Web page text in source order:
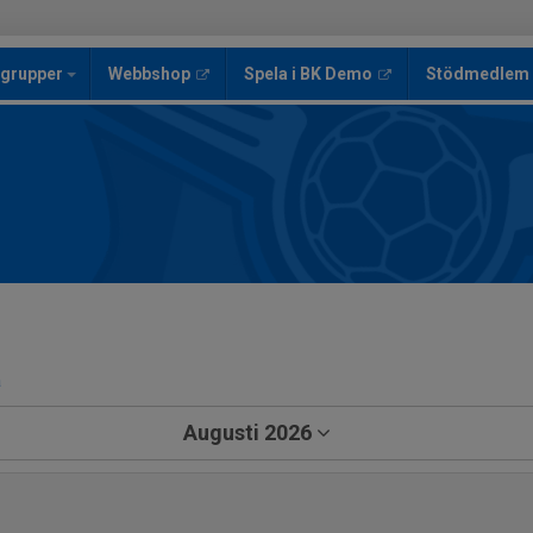
Webbshop Spela i BK Demo Stödmedlem
Augusti 2026